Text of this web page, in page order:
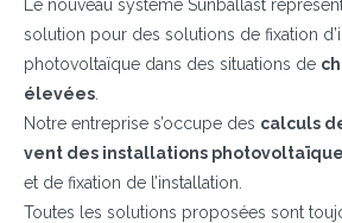
Le nouveau système Sunballast
solution pour des solutions de fixation
photovoltaïque dans des situations de
élevées
Notre entreprise s’occupe des calculs
vent des installations
et de fixation de l’installation.
Toutes les solutions proposées sont